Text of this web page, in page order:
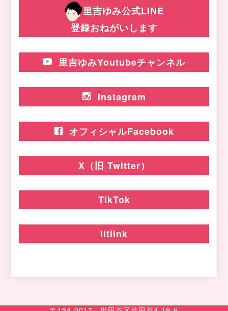
里吉ゆみ公式LINE
登録おねがいします
里吉ゆみYoutubeチャンネル
Instagram
オフィシャルFacebook
X（旧 Twitter）
TikTok
litlink